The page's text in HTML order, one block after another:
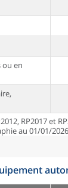
ou en
RP2017 et
au 01/01/